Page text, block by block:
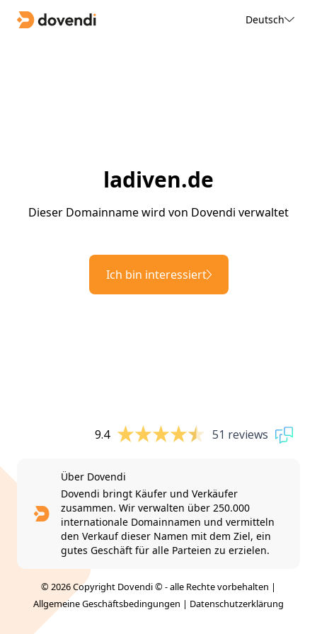
Deutsch
ladiven.de
Dieser Domainname wird von Dovendi verwaltet
Ich bin interessiert
9.4 51 reviews
Über Dovendi
Dovendi bringt Käufer und Verkäufer
zusammen. Wir verwalten über 250.000
internationale Domainnamen und vermitteln
den Verkauf dieser Namen mit dem Ziel, ein
gutes Geschäft für alle Parteien zu erzielen.
© 2026 Copyright Dovendi © - alle Rechte vorbehalten |
Allgemeine Geschäftsbedingungen | Datenschutzerklärung